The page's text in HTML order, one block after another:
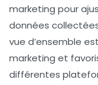
marketing pour
données
vue d’ensemble
marketing et
différentes